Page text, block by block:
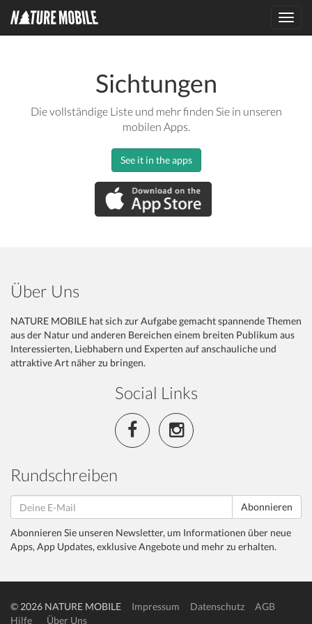
Sichtungen
Die vollständige Liste und mehr finden Sie in unseren
mobilen Apps.
See it in the apps
Über Uns
NATURE MOBILE hat sich zur Aufgabe gemacht spannende Themen
aus der Natur und anderen Bereichen einem breiten Publikum aus
Interessierten, Liebhabern und Experten auf anschauliche und
attraktive Art näher zu bringen.
Social Links
Rundschreiben
Abonnieren
Abonnieren Sie unseren Newsletter, um Informationen über neue
Apps, App Updates, exklusive Angebote und mehr zu erhalten.
© 2026 NATURE MOBILE Impressum Datenschutz
AGB
Hilfe
Über Uns